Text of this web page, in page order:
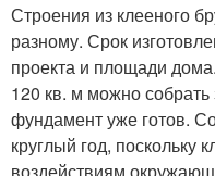
Строения из клееного
разному. Срок
проекта и площади
120 кв. м можно
фундамент уже готов.
круглый год, поскольку
воздействиям